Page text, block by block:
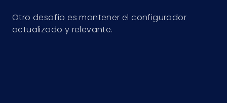
Otro desafío es mantener el configurador
actualizado y relevante.